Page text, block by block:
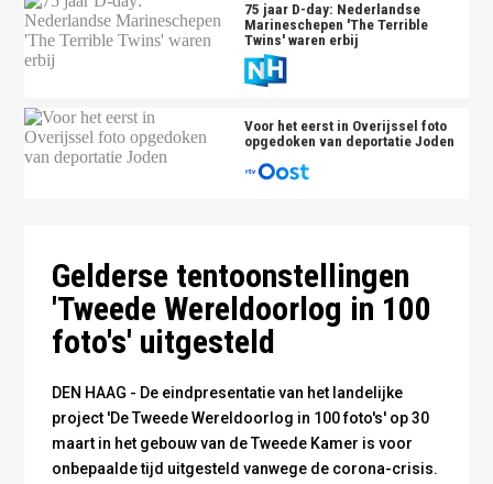
75 jaar D-day: Nederlandse
Marineschepen 'The Terrible
Twins' waren erbij
Voor het eerst in Overijssel foto
opgedoken van deportatie Joden
Familie in de Achterhoek kijkt naar overvliegende
bommenwerpers - Foto Dina Geurink-Wisselink/Nationaal
Familie in de Achterhoek kijkt naar overvliegende
bommenwerpers - Foto Dina Geurink-Wisselink/Nationaal
Gelderse tentoonstellingen
'Tweede Wereldoorlog in 100
foto's' uitgesteld
DEN HAAG - De eindpresentatie van het landelijke
project 'De Tweede Wereldoorlog in 100 foto's' op 30
maart in het gebouw van de Tweede Kamer is voor
onbepaalde tijd uitgesteld vanwege de corona-crisis.